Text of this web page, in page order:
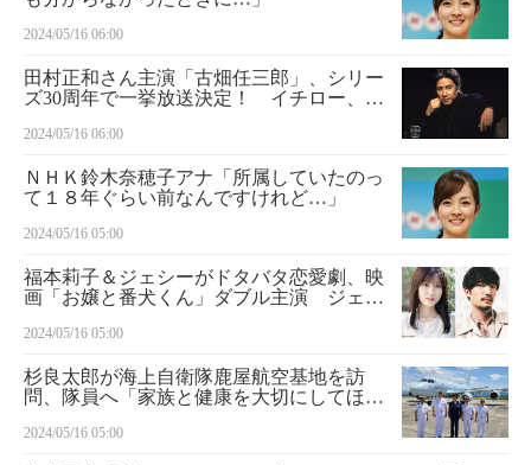
2024/05/16 06:00
田村正和さん主演「古畑任三郎」、シリー
ズ30周年で一挙放送決定！ イチロー、松
2024/05/16 06:00
ＮＨＫ鈴木奈穂子アナ「所属していたのっ
て１８年ぐらい前なんですけれど…」
2024/05/16 05:00
福本莉子＆ジェシーがドタバタ恋愛劇、映
画「お嬢と番犬くん」ダブル主演 ジェシ
ら」
2024/05/16 05:00
杉良太郎が海上自衛隊鹿屋航空基地を訪
問、隊員へ「家族と健康を大切にしてほし
ョンについて「人助けも戦い。それを売名
2024/05/16 05:00